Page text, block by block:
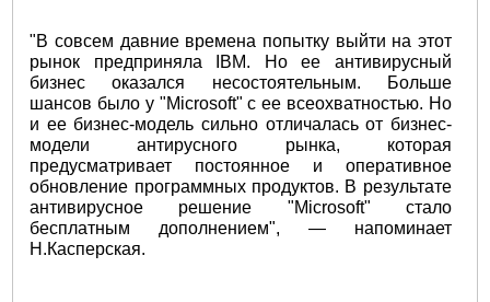
"В совсем давние времена попытку выйти на этот
рынок предприняла IBM. Но ее антивирусный
бизнес оказался несостоятельным. Больше
шансов было у "Microsoft" с ее всеохватностью. Но
и ее бизнес-модель сильно отличалась от бизнес-
модели антирусного рынка, которая
предусматривает постоянное и оперативное
обновление программных продуктов. В результате
антивирусное решение "Microsoft" стало
бесплатным дополнением", — напоминает
Н.Касперская.